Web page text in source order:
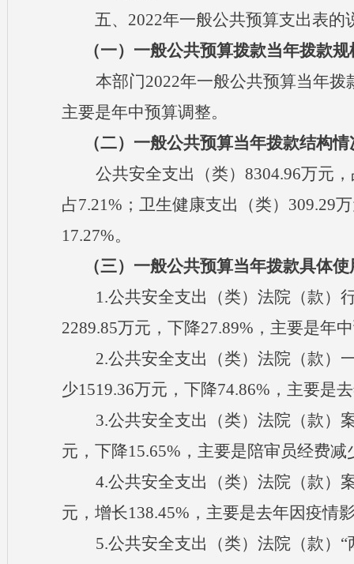
五、 2022年一般公共预算支出表的
（一）一般公共预算拨款当年拨款规
本部门2022年一般公共预算当年拨
主要是年中预算调整。
（二）一般公共预算当年拨款结构情
公共安全支出（类） 8304.96万元
占7.21%；卫生健康支出（类）309.29
17.27%。
（三）一般公共预算当年拨款具体
1.公共安全支出（类）法院（款）
2289.85万元，下降27.89%，主要是年
2.公共安全支出（类）法院（款）
少1519.36万元，下降74.86%，主要是
3.公共安全支出（类）法院（款）
元，下降15.65%，主要是陪审员经费减
4.公共安全支出（类）法院（款）
元，增长138.45%，主要是去年因疫情
5.公共安全支出（类）法院（款）